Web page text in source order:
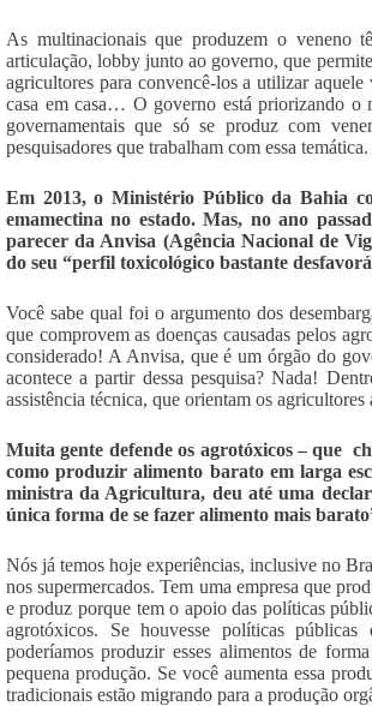
As multinacionais que produzem o veneno
articulação, lobby junto ao governo, que
agricultores para convencê-los a utilizar
casa em casa… O governo está priorizando o
governamentais que só se produz com
pesquisadores que trabalham com essa
Em 2013, o Ministério Público da Bahia
emamectina no estado. Mas, no ano
parecer da Anvisa (Agência Nacional de
do seu “perfil toxicológico bastante
Você sabe qual foi o argumento dos
que comprovem as doenças causadas pelos
considerado! A Anvisa, que é um órgão do
acontece a partir dessa pesquisa? Nada!
assistência técnica, que orientam os
Muita gente defende os agrotóxicos – que
como produzir alimento barato em larga
ministra da Agricultura, deu até uma
única forma de se fazer alimento mais
Nós já temos hoje experiências, inclusive no
nos supermercados. Tem uma empresa que
e produz porque tem o apoio das políticas
agrotóxicos. Se houvesse políticas
poderíamos produzir esses alimentos de
pequena produção. Se você aumenta essa
tradicionais estão migrando para a produção